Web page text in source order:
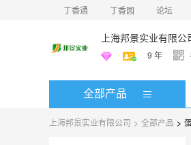
丁香通 丁香园 论坛
上海邦景实业有限公
9 年
全部产品
上海邦景实业有限公司 > 全部产品 >